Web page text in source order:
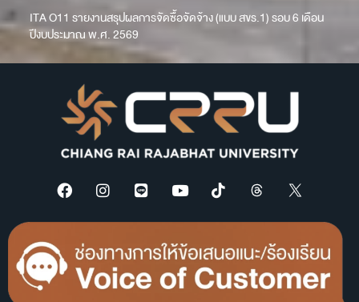
ITA O11 รายงานสรุปผลการจัดซื้อจัดจ้าง (แบบ สขร.1) รอบ 6 เดือน
ปีงบประมาณ พ.ศ. 2569